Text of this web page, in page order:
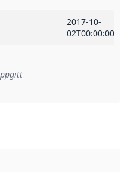
2017-10-
02T00:00:00Z
til en implementasjonsregel